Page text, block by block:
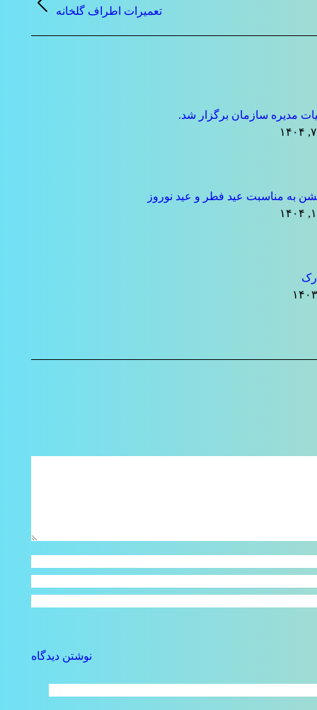
نوشته تعمیرات اطراف گلخانه
مدیره سازمان برگزار شد.
به مناسبت عید فطر و عید نوروز
نوشتن دیدگاه